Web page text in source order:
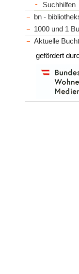
Suchhilfen
bn -
1000 und 1
Aktuelle
gefördert